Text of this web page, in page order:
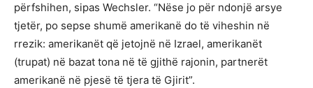
përfshihen, sipas Wechsler. “Nëse jo për ndonjë arsye
tjetër, po sepse shumë amerikanë do të viheshin në
rrezik: amerikanët që jetojnë në Izrael, amerikanët
(trupat) në bazat tona në të gjithë rajonin, partnerët
amerikanë në pjesë të tjera të Gjirit”.